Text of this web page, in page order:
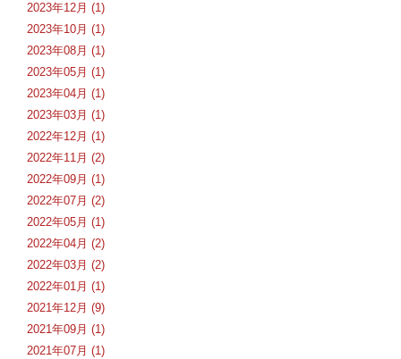
2023年12月 (1)
2023年10月 (1)
2023年08月 (1)
2023年05月 (1)
2023年04月 (1)
2023年03月 (1)
2022年12月 (1)
2022年11月 (2)
2022年09月 (1)
2022年07月 (2)
2022年05月 (1)
2022年04月 (2)
2022年03月 (2)
2022年01月 (1)
2021年12月 (9)
2021年09月 (1)
2021年07月 (1)